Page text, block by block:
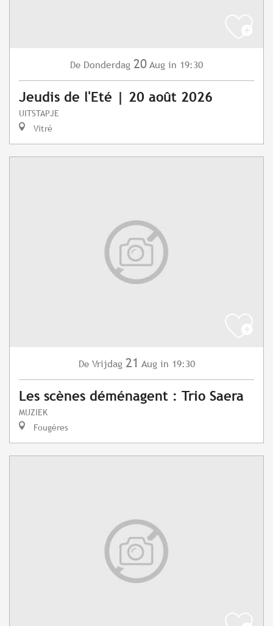
De Donderdag 20 Aug in 19:30
Jeudis de l'Eté | 20 août 2026
UITSTAPJE
Vitré
De Vrijdag 21 Aug in 19:30
Les scènes déménagent : Trio Saera
MUZIEK
Fougères